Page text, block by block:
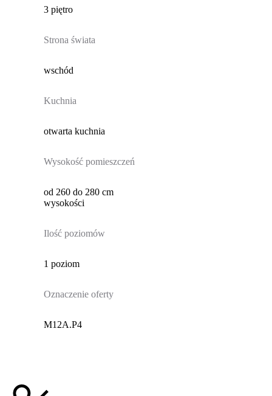
3 piętro
Strona świata
wschód
Kuchnia
otwarta kuchnia
Wysokość pomieszczeń
od 260 do 280 cm
wysokości
Ilość poziomów
1 poziom
Oznaczenie oferty
M12A.P4